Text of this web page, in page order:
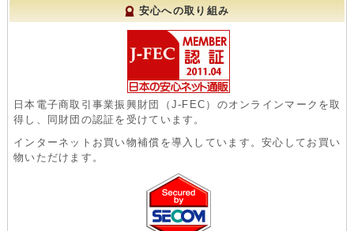
安心への取り組み
日本電子商取引事業振興財団（J-FEC）のオンラインマークを取
得し、同財団の認証を受けています。
インターネットお買い物補償を導入しています。安心してお買い
物いただけます。